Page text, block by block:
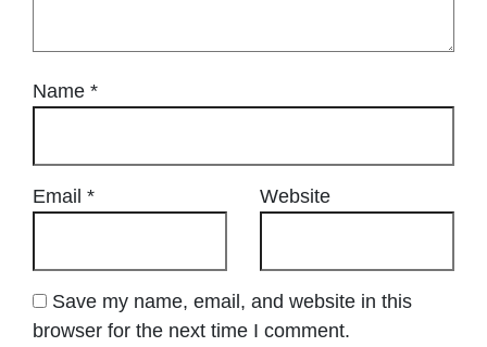
Name *
Email * Website
Save my name, email, and website in this
browser for the next time I comment.